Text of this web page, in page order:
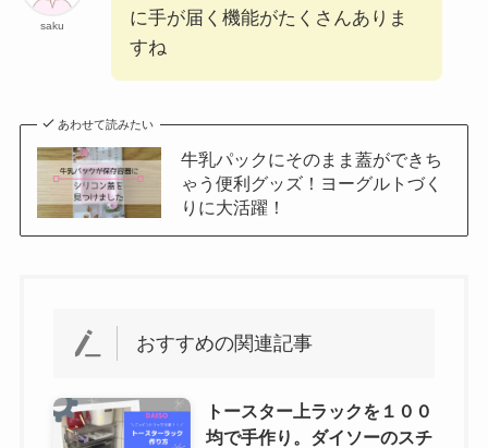
saku
に手が届く機能がたくさんありま
すね
あわせて読みたい
牛乳パックにそのまま蓋ができち
ゃう便利グッズ！ヨーグルトづく
りに大活躍！
おすすめの関連記事
トースター上ラックを１００
均で手作り。ダイソーのスチ